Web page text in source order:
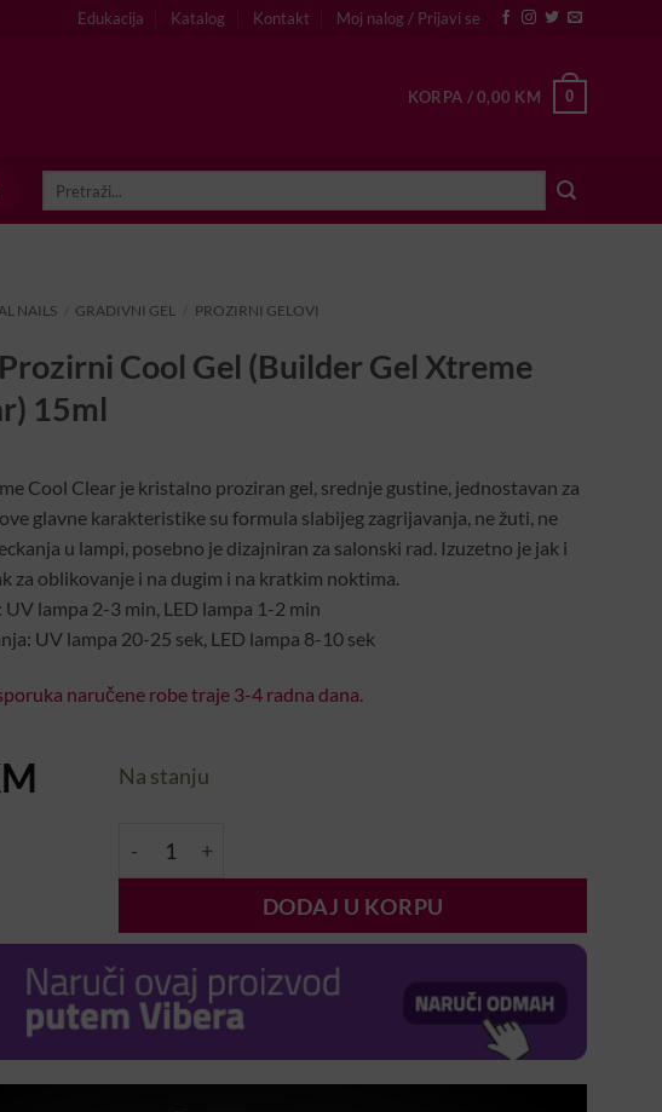
Edukacija Katalog Kontakt Moj nalog / Prijavi se
KORPA /0,00 KM 0
NAILS GRADIVNI GEL PROZIRNI GELOVI
Cool Gel (Builder Gel Xtreme
15ml
Cool Clear je kristalno proziran gel, srednje gustine, jednostavan za
glavne karakteristike su formula slabijeg zagrijavanja, ne žuti, ne
u lampi, posebno je dizajniran za salonski rad. Izuzetno je jak i
za oblikovanje i na dugim i na kratkim noktima.
UV lampa 2-3 min, LED lampa 1-2 min
UV lampa 20-25 sek, LED lampa 8-10 sek
naručene robe traje 3-4 radna dana.
Na stanju
Gradivni Prozirni Cool Gel (Builder Gel Xtreme Cool
DODAJ U KORPU